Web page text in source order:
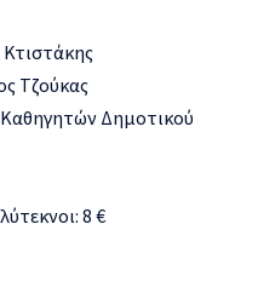
Τζούκας
Δημοτικού
8 €